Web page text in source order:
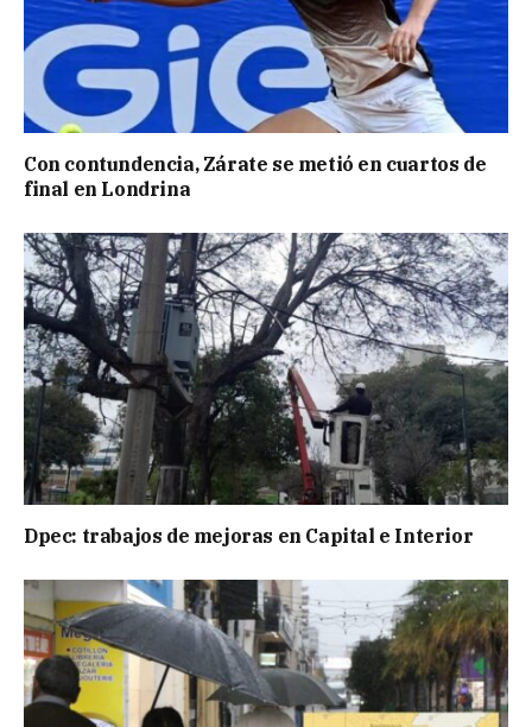
Con contundencia, Zárate se metió en cuartos de
final en Londrina
Dpec: trabajos de mejoras en Capital e Interior